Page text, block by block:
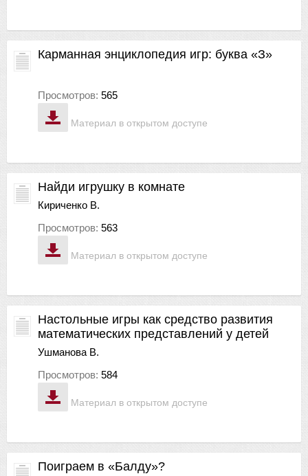
Материал в открытом доступе
Карманная энциклопедия игр: буква «З»
Просмотров: 565
Материал в открытом доступе
Найди игрушку в комнате
Кириченко В.
Просмотров: 563
Материал в открытом доступе
Настольные игры как средство развития
математических представлений у детей
Ушманова В.
Просмотров: 584
Поиграем в «Балду»?